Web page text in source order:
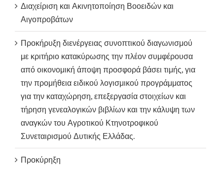
Διαχείριση και Ακινητοποίηση Βοοειδών και
Αιγοπροβάτων
Προκήρυξη διενέργειας συνοπτικού διαγωνισμού
με κριτήριο κατακύρωσης την πλέον συμφέρουσα
από οικονομική άποψη προσφορά βάσει τιμής, για
την προμήθεια ειδικού λογισμικού προγράμματος
για την καταχώρηση, επεξεργασία στοιχείων και
τήρηση γενεαλογικών βιβλίων και την κάλυψη των
αναγκών του Αγροτικού Κτηνοτροφικού
Συνεταιρισμού Δυτικής Ελλάδας.
Προκύρηξη